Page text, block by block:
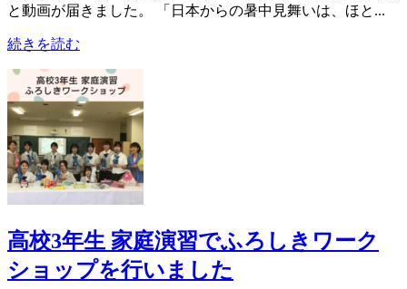
と動画が届きました。 「日本からの暑中見舞いは、ほと...
続きを読む
高校3年生 家庭演習でふろしきワーク
ショップを行いました